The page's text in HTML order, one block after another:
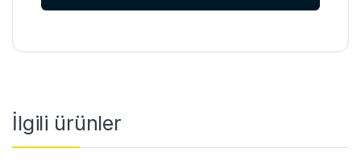
İlgili ürünler